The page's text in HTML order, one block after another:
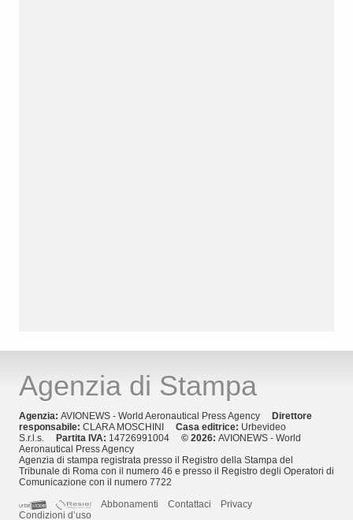
Agenzia di Stampa
Agenzia: AVIONEWS - World Aeronautical Press Agency
Direttore
responsabile: CLARA MOSCHINI Casa editrice: Urbevideo
S.r.l.s.
Partita IVA: 14726991004 © 2026: AVIONEWS - World
Aeronautical Press Agency
Agenzia di stampa registrata presso il Registro della Stampa del
Tribunale di Roma con il numero 46 e presso il Registro degli Operatori di
Comunicazione con il numero 7722
Abbonamenti
Contattaci
Privacy
Condizioni d’uso